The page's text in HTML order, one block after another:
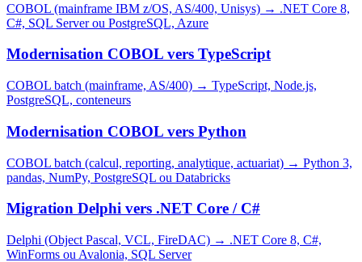
COBOL (mainframe IBM z/OS, AS/400, Unisys) → .NET Core 8,
C#, SQL Server ou PostgreSQL, Azure
Modernisation COBOL vers TypeScript
COBOL batch (mainframe, AS/400) → TypeScript, Node.js,
PostgreSQL, conteneurs
Modernisation COBOL vers Python
COBOL batch (calcul, reporting, analytique, actuariat) → Python 3,
pandas, NumPy, PostgreSQL ou Databricks
Migration Delphi vers .NET Core / C#
Delphi (Object Pascal, VCL, FireDAC) → .NET Core 8, C#,
WinForms ou Avalonia, SQL Server